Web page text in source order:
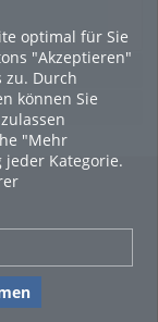
optimal für Sie
"Akzeptieren"
zu. Durch
können Sie
"Mehr
Kategorie.